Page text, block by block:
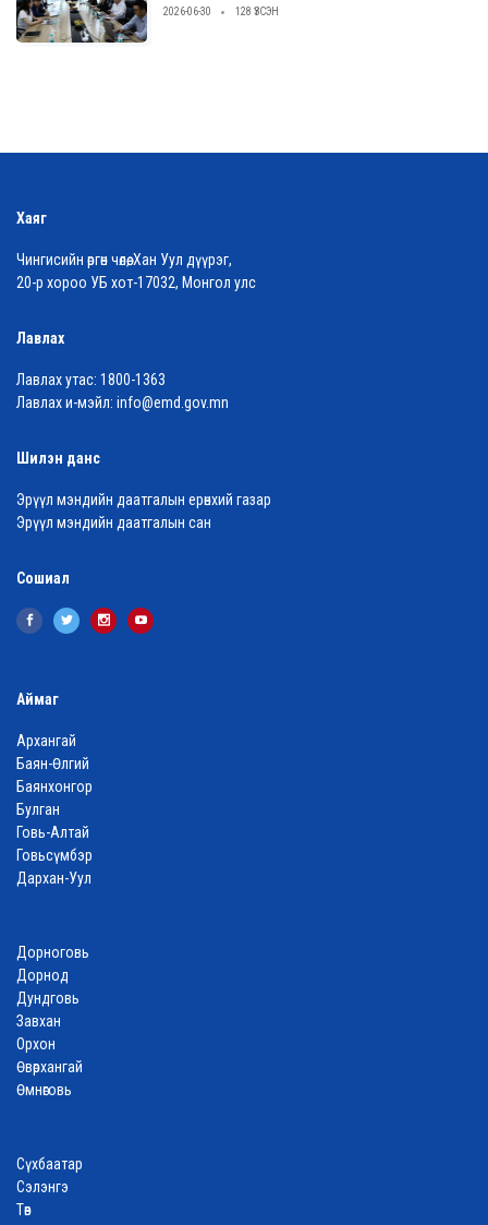
2026-06-30 128 ҮЗСЭН
Хаяг
Чингисийн өргөн чөлөө, Хан Уул дүүрэг,
20-р хороо УБ хот-17032, Монгол улс
Лавлах
Лавлах утас: 1800-1363
Лавлах и-мэйл: info@emd.gov.mn
Шилэн данс
Эрүүл мэндийн даатгалын ерөнхий газар
Эрүүл мэндийн даатгалын сан
Сошиал
Аймаг
Архангай
Баян-Өлгий
Баянхонгор
Булган
Говь-Алтай
Говьсүмбэр
Дархан-Уул
Дорноговь
Дорнод
Дундговь
Завхан
Орхон
Өвөрхангай
Өмнөговь
Сүхбаатар
Сэлэнгэ
Төв